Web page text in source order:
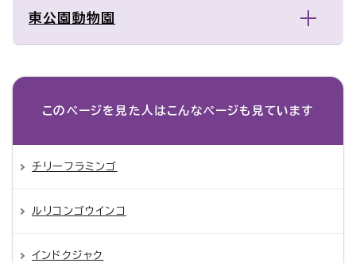
東公園動物園
このページを見た人は こんなページも見ています
チリーフラミンゴ
ルリコンゴウインコ
インドクジャク